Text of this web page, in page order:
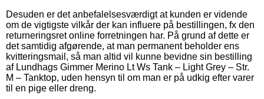
Desuden er det anbefalelsesværdigt at kunden er vidende
om de vigtigste vilkår der kan influere på bestillingen, fx den
returneringsret online forretningen har. På grund af dette er
det samtidig afgørende, at man permanent beholder ens
kvitteringsmail, så man altid vil kunne bevidne sin bestilling
af Lundhags Gimmer Merino Lt Ws Tank – Light Grey – Str.
M – Tanktop, uden hensyn til om man er på udkig efter varer
til en pige eller dreng.